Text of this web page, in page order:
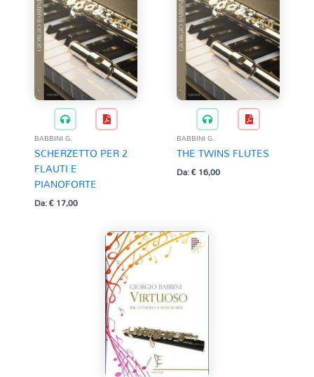
BABBINI G.
SCHERZETTO PER 2
FLAUTI E
PIANOFORTE
Da:€17,00
BABBINI G.
THE TWINS FLUTES
Da:€16,00